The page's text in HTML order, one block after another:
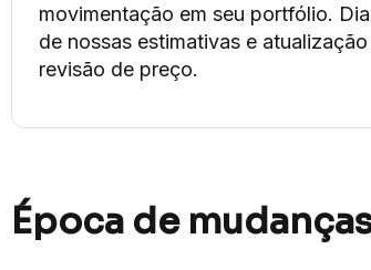
movimentação em seu portfólio.
de nossas estimativas e
revisão de preço.
Época de